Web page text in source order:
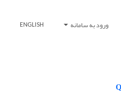
ورود به سامانه ENGLISH